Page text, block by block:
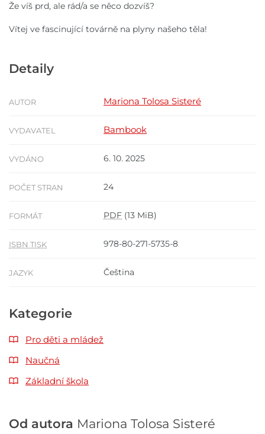
Že víš prd, ale rád/a se něco dozvíš?
Vítej ve fascinující továrně na plyny našeho těla!
Detaily
AUTOR Mariona Tolosa Sisteré
VYDAVATEL Bambook
VYDÁNO 6. 10. 2025
POČET STRAN 24
FORMÁT PDF (13 MiB)
ISBN TISK 978-80-271-5735-8
JAZYK Čeština
Kategorie
Pro děti a mládež
Naučná
Základní škola
Od autora Mariona Tolosa Sisteré